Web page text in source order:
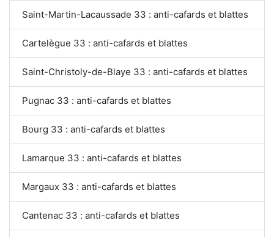
Saint-Martin-Lacaussade 33 : anti-cafards et blattes
Cartelègue 33 : anti-cafards et blattes
Saint-Christoly-de-Blaye 33 : anti-cafards et blattes
Pugnac 33 : anti-cafards et blattes
Bourg 33 : anti-cafards et blattes
Lamarque 33 : anti-cafards et blattes
Margaux 33 : anti-cafards et blattes
Cantenac 33 : anti-cafards et blattes